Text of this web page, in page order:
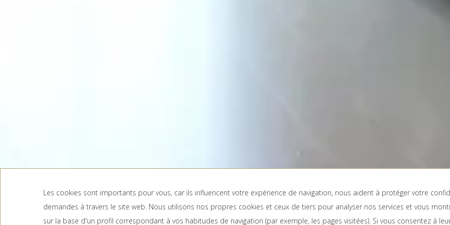
DATE D'ARRIVÉE DATE DE DÉPART CHAMBRES ET PERSONNES
Les cookies sont importants pour vous, car ils influencent votre expérience de navigation, nous aident à protéger votre
demandes à travers le site web. Nous utilisons nos propres cookies et ceux de tiers pour analyser nos services et vous
sur la base d'un profil correspondant à vos habitudes de navigation (par exemple, les pages visitées). Si vous consentez à